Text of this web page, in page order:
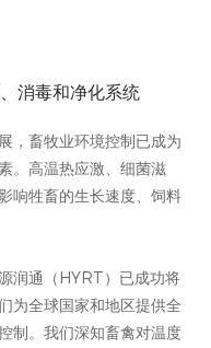
消毒和净化系统
，畜牧业环境控制已成为
。高温热应激、细菌滋
响牲畜的生长速度、饲料
润通（HYRT）已成功将
为全球国家和地区提供全
制。我们深知畜禽对温度